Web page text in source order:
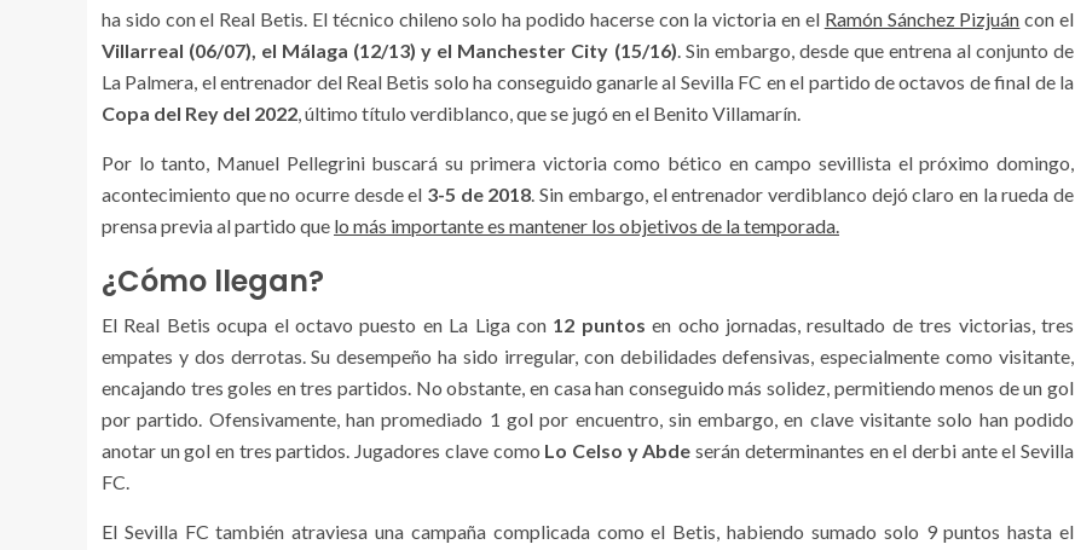
ha sido con el Real Betis. El técnico chileno solo ha podido hacerse con la victoria en el Ramón Sánchez Pizjuán con el
Villarreal (06/07), el Málaga (12/13) y el Manchester City (15/16). Sin embargo, desde que entrena al conjunto de
La Palmera, el entrenador del Real Betis solo ha conseguido ganarle al Sevilla FC en el partido de octavos de final de la
Copa del Rey del 2022, último título verdiblanco, que se jugó en el Benito Villamarín.
Por lo tanto, Manuel Pellegrini buscará su primera victoria como bético en campo sevillista el próximo domingo,
acontecimiento que no ocurre desde el 3-5 de 2018. Sin embargo, el entrenador verdiblanco dejó claro en la rueda de
prensa previa al partido que lo más importante es mantener los objetivos de la temporada.
¿Cómo llegan?
El Real Betis ocupa el octavo puesto en La Liga con 12 puntos en ocho jornadas, resultado de tres victorias, tres
empates y dos derrotas. Su desempeño ha sido irregular, con debilidades defensivas, especialmente como visitante,
encajando tres goles en tres partidos. No obstante, en casa han conseguido más solidez, permitiendo menos de un gol
por partido. Ofensivamente, han promediado 1 gol por encuentro, sin embargo, en clave visitante solo han podido
anotar un gol en tres partidos. Jugadores clave como Lo Celso y Abde serán determinantes en el derbi ante el Sevilla
FC.
El Sevilla FC también atraviesa una campaña complicada como el Betis, habiendo sumado solo 9 puntos hasta el